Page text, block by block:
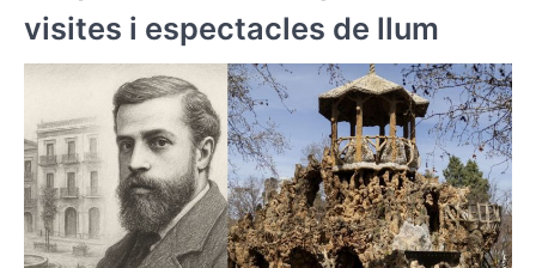
visites i espectacles de llum